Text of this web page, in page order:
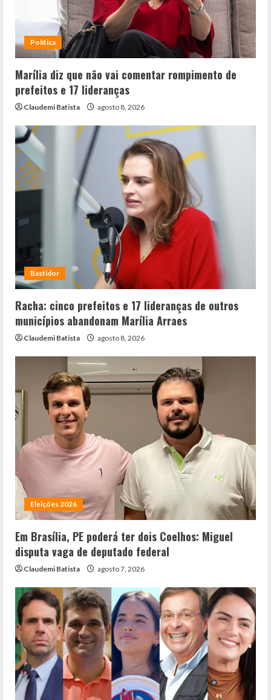
Política
Marília diz que não vai comentar rompimento de
prefeitos e 17 lideranças
Claudemi Batista agosto 8, 2026
Bastidor
Racha: cinco prefeitos e 17 lideranças de outros
municípios abandonam Marília Arraes
Claudemi Batista agosto 8, 2026
Eleições 2026
Em Brasília, PE poderá ter dois Coelhos: Miguel
disputa vaga de deputado federal
Claudemi Batista agosto 7, 2026